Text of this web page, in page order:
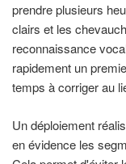
prendre plusieurs
clairs et les
reconnaissance
rapidement un
temps à corriger au
Un déploiement
en évidence les